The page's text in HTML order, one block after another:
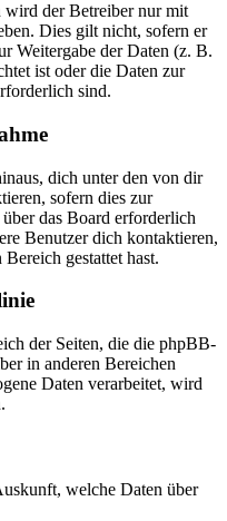
wird der Betreiber nur mit
Dies gilt nicht, sofern er
Weitergabe der Daten (z. B.
ist oder die Daten zur
sind.
dich unter den von dir
sofern dies zur
das Board erforderlich
Benutzer dich kontaktieren,
gestattet hast.
der Seiten, die die phpBB-
in anderen Bereichen
Daten verarbeitet, wird
welche Daten über